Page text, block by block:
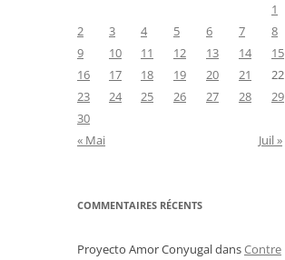
1
2
3 4 5 6 7
8
9
10 11 12 13 14
15
16
17 18 19 20 21
22
23
24 25 26 27 28
29
30
« Mai
Juil »
COMMENTAIRES RÉCENTS
Proyecto Amor ConyugaldansContre